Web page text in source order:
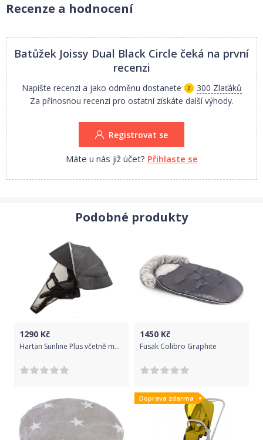
Recenze a hodnocení
Batůžek Joissy Dual Black Circle čeká na první
recenzi
Napište recenzi a jako odměnu dostanete
300 Zlaťáků
Za přínosnou recenzi pro ostatní získáte další výhody.
Registrovat se
Máte u nás již účet? Přihlaste se
Podobné produkty
1290 Kč
Hartan Sunline Plus včetně moskytiery 2022
1450 Kč
Fusak Colibro Graphite
Doprava zdarma